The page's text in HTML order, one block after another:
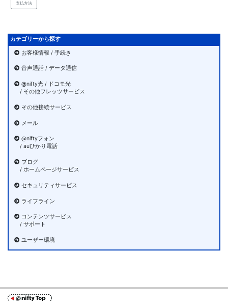
支払方法
カテゴリーから探す
お客様情報 / 手続き
音声通話 / データ通信
@nifty光 / ドコモ光
/ その他フレッツサービス
その他接続サービス
メール
@niftyフォン
/ auひかり電話
ブログ
/ ホームページサービス
セキュリティサービス
ライフライン
コンテンツサービス
/ サポート
ユーザー環境